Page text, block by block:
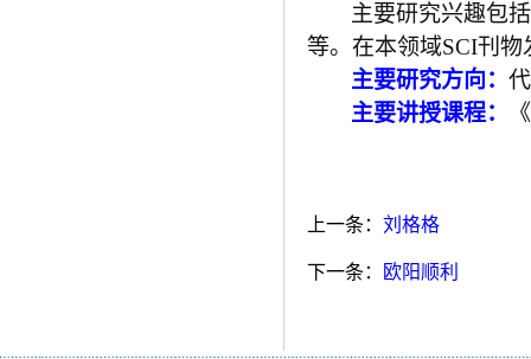
主要研究兴趣包括
等。在本领域SCI刊物
主要研究方向：
主要讲授课程：
上一条： 刘格格
下一条： 欧阳顺利